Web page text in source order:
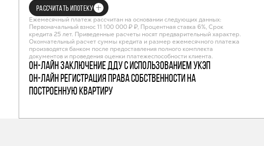
РАССЧИТАТЬ ИПОТЕКУ
Ежемесячный платеж рассчитан на основании следующих данных:
Первоначальный взнос 11 100 000 ₽ ₽, Процентная ставка 6%, Срок
кредита 25 лет. Приведенные расчеты носят предварительный характер.
Окончательный расчет суммы кредита и размер ежемесячного платежа
производятся банком после предоставления полного комплекта
документов и проведения оценки платежеспособности клиента.
Он-лайн заключение ДДУ с использованием УКЭП
Он-лайн регистрация права собственности на
построенную квартиру